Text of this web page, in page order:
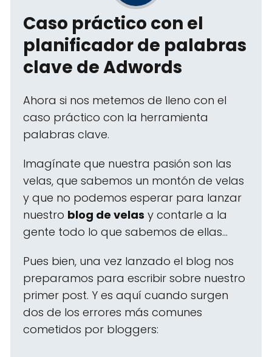
Caso práctico con el
planificador de palabras
clave de Adwords
Ahora si nos metemos de lleno con el
caso práctico con la herramienta
palabras clave.
Imagínate que nuestra pasión son las
velas, que sabemos un montón de velas
y que no podemos esperar para lanzar
nuestro blog de velas y contarle a la
gente todo lo que sabemos de ellas...
Pues bien, una vez lanzado el blog nos
preparamos para escribir sobre nuestro
primer post. Y es aquí cuando surgen
dos de los errores más comunes
cometidos por bloggers: